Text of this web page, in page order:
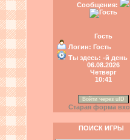
Сообщения:
Гость
Логин: Гость
Ты здесь: -й день
06.08.2026
Четверг
10:41
Войти через uID
Старая форма
ПОИСК ИГРЫ